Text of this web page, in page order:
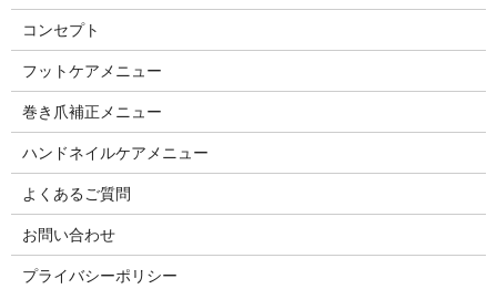
コンセプト
フットケアメニュー
巻き爪補正メニュー
ハンドネイルケアメニュー
よくあるご質問
お問い合わせ
プライバシーポリシー